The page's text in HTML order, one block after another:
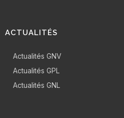
ACTUALITÉS
Actualités GNV
Actualités GPL
Actualités GNL